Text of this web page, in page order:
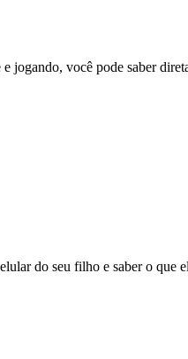
você pode saber
do seu filho e saber o que